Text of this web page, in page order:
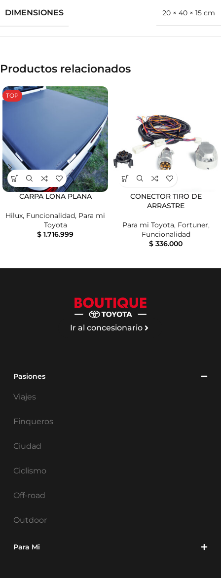
DIMENSIONES 20 × 40 × 15 cm
Productos relacionados
TOP
CARPA LONA PLANA
Hilux, Funcionalidad, Para mi
Toyota
$ 1.716.999
CONECTOR TIRO DE
ARRASTRE
Para mi Toyota, Fortuner,
Funcionalidad
$ 336.000
Ir al concesionario
Pasiones
Viajes
Finqueros
Ciudad
Ciclismo
Off-road
Outdoor
Para Mi